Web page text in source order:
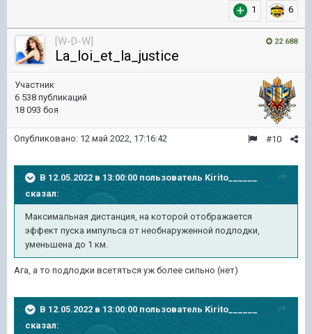
1 6
22 688
[W-D-W]
La_loi_et_la_justice
Участник
6 538 публикаций
18 093 боя
#10
Опубликовано: 12 май 2022, 17:16:42
В 12.05.2022 в 13:00:00 пользователь Kirito______
сказал:
Максимальная дистанция, на которой отображается
эффект пуска импульса от необнаруженной подлодки,
уменьшена до 1 км.
Ага, а то подлодки всетяться уж более сильно (нет)
В 12.05.2022 в 13:00:00 пользователь Kirito______
сказал: